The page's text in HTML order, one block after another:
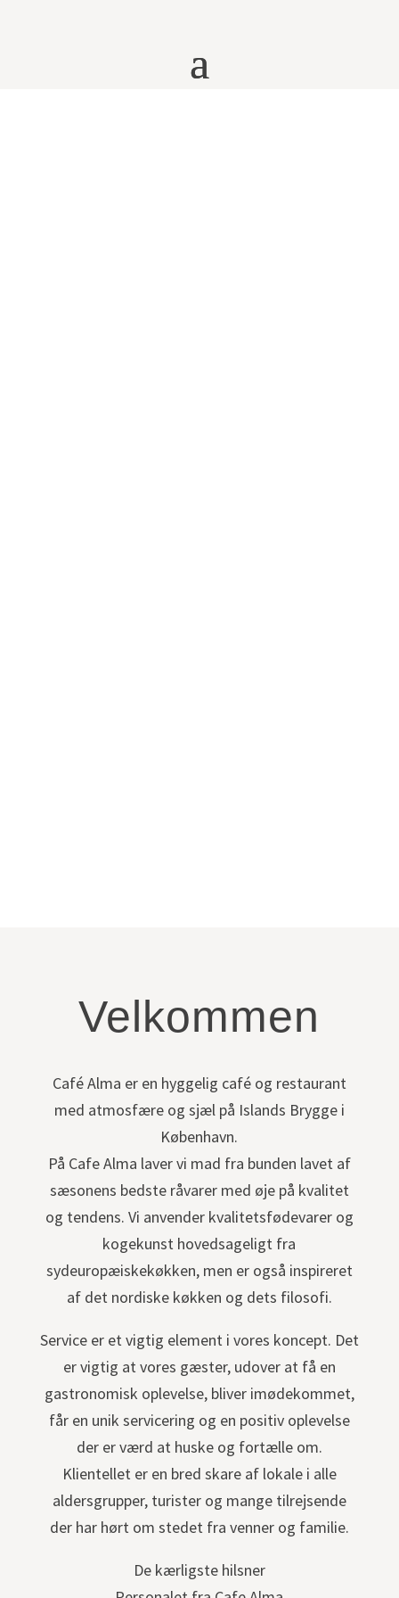
Velkommen
Café Alma er en hyggelig café og restaurant
med atmosfære og sjæl på Islands Brygge i
København.
På Cafe Alma laver vi mad fra bunden lavet af
sæsonens bedste råvarer med øje på kvalitet
og tendens. Vi anvender kvalitetsfødevarer og
kogekunst hovedsageligt fra
sydeuropæiskekøkken, men er også inspireret
af det nordiske køkken og dets filosofi.
Service er et vigtig element i vores koncept. Det
er vigtig at vores gæster, udover at få en
gastronomisk oplevelse, bliver imødekommet,
får en unik servicering og en positiv oplevelse
der er værd at huske og fortælle om.
Klientellet er en bred skare af lokale i alle
aldersgrupper, turister og mange tilrejsende
der har hørt om stedet fra venner og familie.
De kærligste hilsner